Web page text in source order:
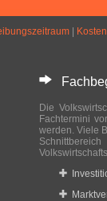
Die
Fachtermini
werden. Viele